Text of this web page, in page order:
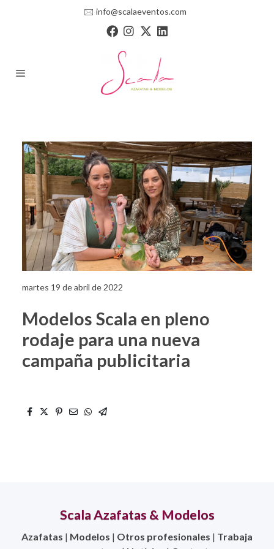
🖂 info@scalaeventos.com
martes 19 de abril de 2022
Modelos Scala en pleno
rodaje para una nueva
campaña publicitaria
Scala Azafatas & Modelos
Azafatas | Modelos | Otros profesionales | Trabaja